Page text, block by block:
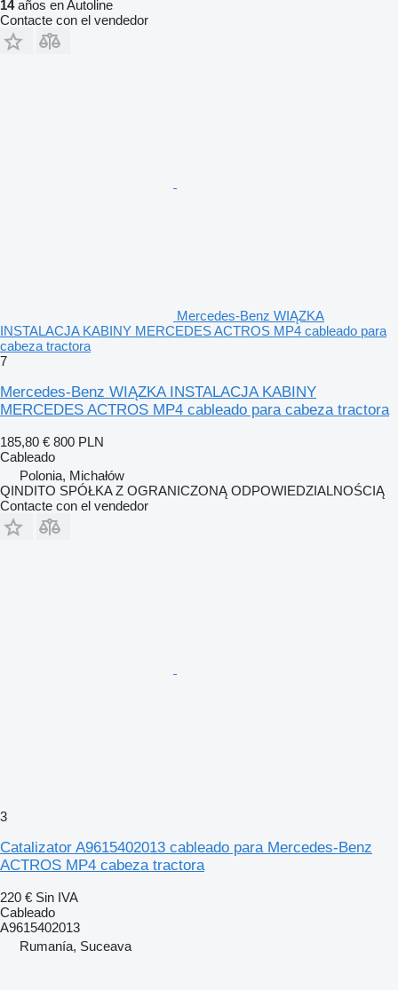
14años en Autoline
Contacte con el vendedor
Mercedes-Benz WIĄZKA
INSTALACJA KABINY MERCEDES ACTROS MP4 cableado para
cabeza tractora
7
Mercedes-Benz WIĄZKA INSTALACJA KABINY
MERCEDES ACTROS MP4 cableado para cabeza tractora
185,80 € 800 PLN
Cableado
Polonia, Michałów
QINDITO SPÓŁKA Z OGRANICZONĄ ODPOWIEDZIALNOŚCIĄ
Contacte con el vendedor
3
Catalizator A9615402013 cableado para Mercedes-Benz
ACTROS MP4 cabeza tractora
220 € Sin IVA
Cableado
A9615402013
Rumanía, Suceava